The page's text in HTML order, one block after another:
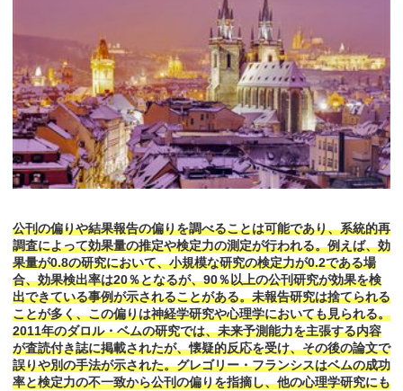
公刊の偏りや結果報告の偏りを調べることは可能であり、系統的再
調査によって効果量の推定や検定力の測定が行われる。例えば、効
果量が0.8の研究において、小規模な研究の検定力が0.2である場
合、効果検出率は20％となるが、90％以上の公刊研究が効果を検
出できている事例が示されることがある。未報告研究は捨てられる
ことが多く、この偏りは神経学研究や心理学においても見られる。
2011年のダロル・ベムの研究では、未来予測能力を主張する内容
が査読付き誌に掲載されたが、懐疑的反応を受け、その後の論文で
誤りや別の手法が示された。グレゴリー・フランシスはベムの成功
率と検定力の不一致から公刊の偏りを指摘し、他の心理学研究にも